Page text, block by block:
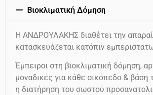
Βιοκλιματική Δόμηση
Η ΑΝΔΡΟΥΛΑΚΗΣ διαθέτει την
κατασκευάζεται κατόπιν
Έμπειροι στη βιοκλιματική δόμηση,
μοναδικές για κάθε οικόπεδο & βάση
η διατήρηση του σωστού